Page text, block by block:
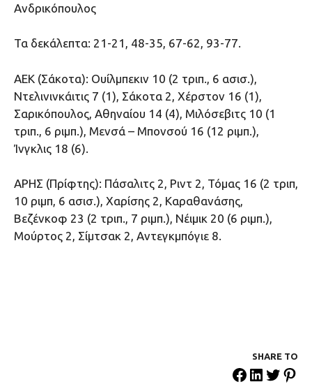
Ανδρικόπουλος
Τα δεκάλεπτα: 21-21, 48-35, 67-62, 93-77.
ΑΕΚ (Σάκοτα): Ουίλμπεκιν 10 (2 τριπ., 6 ασισ.),
Ντελινινκάιτις 7 (1), Σάκοτα 2, Χέρστον 16 (1),
Σαρικόπουλος, Αθηναίου 14 (4), Μιλόσεβιτς 10 (1
τριπ., 6 ριμπ.), Μενσά – Μπονσού 16 (12 ριμπ.),
Ίνγκλις 18 (6).
ΑΡΗΣ (Πρίφτης): Πάσαλιτς 2, Ριντ 2, Τόμας 16 (2 τριπ,
10 ριμπ, 6 ασισ.), Χαρίσης 2, Καραθανάσης,
Βεζένκοφ 23 (2 τριπ., 7 ριμπ.), Νέιμικ 20 (6 ριμπ.),
Μούρτος 2, Σίμτσακ 2, Αντεγκμπόγιε 8.
SHARE ΤΟ